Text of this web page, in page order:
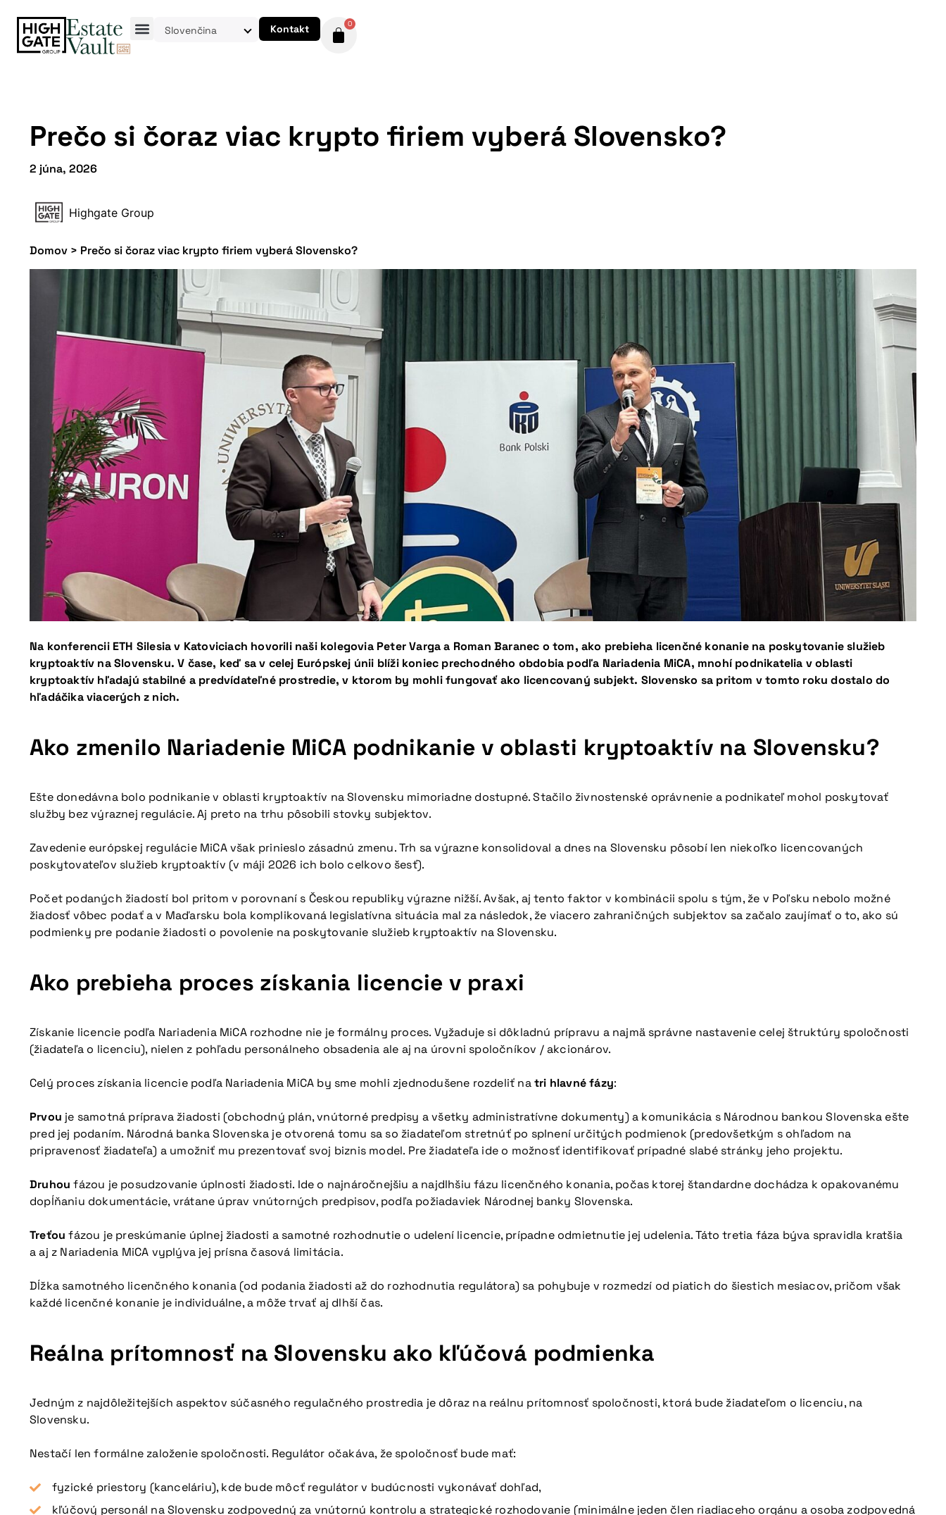
Slovenčina Kontakt 0
Prečo si čoraz viac krypto firiem vyberá Slovensko?
2 júna, 2026
Highgate Group
Domov > Prečo si čoraz viac krypto firiem vyberá Slovensko?
Na konferencii ETH Silesia v Katoviciach hovorili naši kolegovia Peter Varga a Roman Baranec o tom, ako prebieha licenčné konanie na poskytovanie služieb
kryptoaktív na Slovensku. V čase, keď sa v celej Európskej únii blíži koniec prechodného obdobia podľa Nariadenia MiCA, mnohí podnikatelia v oblasti
kryptoaktív hľadajú stabilné a predvídateľné prostredie, v ktorom by mohli fungovať ako licencovaný subjekt. Slovensko sa pritom v tomto roku dostalo do
hľadáčika viacerých z nich.
Ako zmenilo Nariadenie MiCA podnikanie v oblasti kryptoaktív na Slovensku?
Ešte donedávna bolo podnikanie v oblasti kryptoaktív na Slovensku mimoriadne dostupné. Stačilo živnostenské oprávnenie a podnikateľ mohol poskytovať
služby bez výraznej regulácie. Aj preto na trhu pôsobili stovky subjektov.
Zavedenie európskej regulácie MiCA však prinieslo zásadnú zmenu. Trh sa výrazne konsolidoval a dnes na Slovensku pôsobí len niekoľko licencovaných
poskytovateľov služieb kryptoaktív (v máji 2026 ich bolo celkovo šesť).
Počet podaných žiadostí bol pritom v porovnaní s Českou republiky výrazne nižší. Avšak, aj tento faktor v kombinácii spolu s tým, že v Poľsku nebolo možné
žiadosť vôbec podať a v Maďarsku bola komplikovaná legislatívna situácia mal za následok, že viacero zahraničných subjektov sa začalo zaujímať o to, ako sú
podmienky pre podanie žiadosti o povolenie na poskytovanie služieb kryptoaktív na Slovensku.
Ako prebieha proces získania licencie v praxi
Získanie licencie podľa Nariadenia MiCA rozhodne nie je formálny proces. Vyžaduje si dôkladnú prípravu a najmä správne nastavenie celej štruktúry spoločnosti
(žiadateľa o licenciu), nielen z pohľadu personálneho obsadenia ale aj na úrovni spoločníkov / akcionárov.
Celý proces získania licencie podľa Nariadenia MiCA by sme mohli zjednodušene rozdeliť natri hlavné fázy:
Prvou je samotná príprava žiadosti (obchodný plán, vnútorné predpisy a všetky administratívne dokumenty) a komunikácia s Národnou bankou Slovenska ešte
pred jej podaním. Národná banka Slovenska je otvorená tomu sa so žiadateľom stretnúť po splnení určitých podmienok (predovšetkým s ohľadom na
pripravenosť žiadateľa) a umožniť mu prezentovať svoj biznis model. Pre žiadateľa ide o možnosť identifikovať prípadné slabé stránky jeho projektu.
Druhou fázou je posudzovanie úplnosti žiadosti. Ide o najnáročnejšiu a najdlhšiu fázu licenčného konania, počas ktorej štandardne dochádza k opakovanému
dopĺňaniu dokumentácie, vrátane úprav vnútorných predpisov, podľa požiadaviek Národnej banky Slovenska.
Treťou fázou je preskúmanie úplnej žiadosti a samotné rozhodnutie o udelení licencie, prípadne odmietnutie jej udelenia. Táto tretia fáza býva spravidla kratšia
a aj z Nariadenia MiCA vyplýva jej prísna časová limitácia.
Dĺžka samotného licenčného konania (od podania žiadosti až do rozhodnutia regulátora) sa pohybuje v rozmedzí od piatich do šiestich mesiacov, pričom však
každé licenčné konanie je individuálne, a môže trvať aj dlhší čas.
Reálna prítomnosť na Slovensku ako kľúčová podmienka
Jedným z najdôležitejších aspektov súčasného regulačného prostredia je dôraz na reálnu prítomnosť spoločnosti, ktorá bude žiadateľom o licenciu, na
Slovensku.
Nestačí len formálne založenie spoločnosti. Regulátor očakáva, že spoločnosť bude mať:
fyzické priestory (kanceláriu), kde bude môcť regulátor v budúcnosti vykonávať dohľad,
kľúčový personál na Slovensku zodpovedný za vnútornú kontrolu a strategické rozhodovanie (minimálne jeden člen riadiaceho orgánu a osoba zodpovedná
Nepremeškajte našu pripravovanú konferenciu